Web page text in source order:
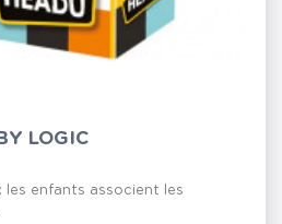
LOGIC
les enfants associent les